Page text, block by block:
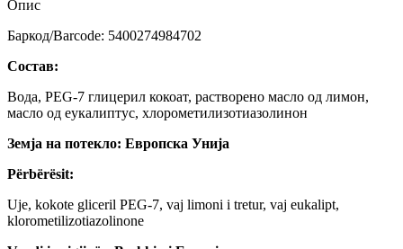
Опис
Баркод/Barcode: 5400274984702
Состав:
Вода, PEG-7 глицерил кокоат, растворено масло од лимон,
масло од еукалиптус, хлорометилизотиазолинон
Земја на потекло: Европска Унија
Përbërësit:
Uje, kokote gliceril PEG-7, vaj limoni i tretur, vaj eukalipt,
klorometilizotiazolinone